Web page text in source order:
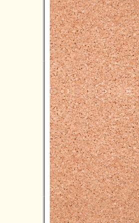
2021年11月(3)
2021年10月(3)
2021年09月(3)
2021年08月(2)
2021年07月(6)
2021年06月(4)
2021年05月(4)
2021年04月(9)
2021年03月(2)
2021年02月(1)
2021年01月(5)
2020年12月(5)
2020年11月(3)